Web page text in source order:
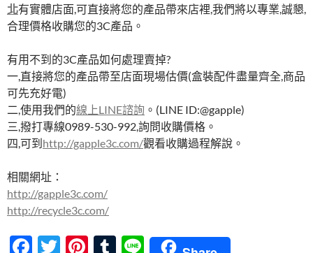
北有實體店面,可直接將您的產品帶來店裡,我們將以專業,誠懇,
合理價格收購您的3C產品。
有用不到的3C產品如何處理賣掉?
一,直接將您的產品帶至店面現場估價(盒裝配件盡量齊全,商品
可先充好電)
二,使用我們的線上LINE諮詢 。(LINE ID:@gapple)
三,撥打專線0989-530-992,詢問收購價格。
四,可到 http://gapple3c.com/觀看收購過程解說。
相關網址：
http://gapple3c.com/
http://recycle3c.com/
F
T
Pi T
Li